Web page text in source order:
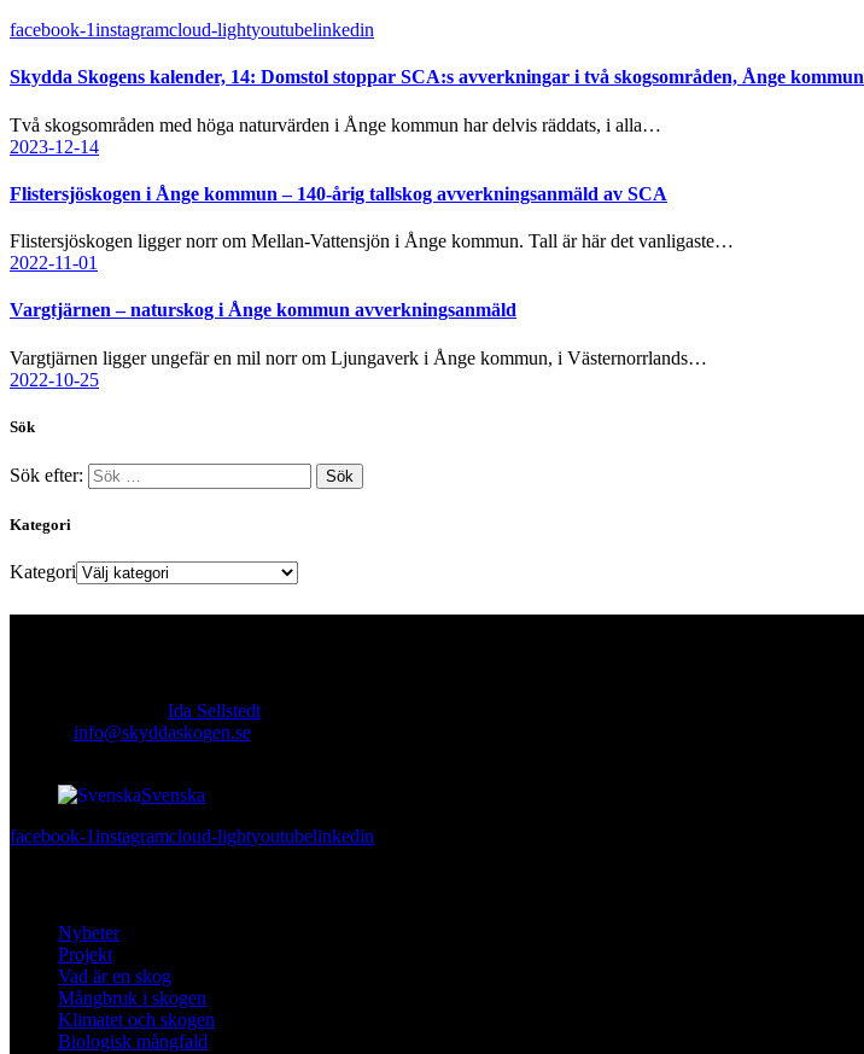
facebook-1instagramcloud-lightyoutubelinkedin
Skydda Skogens kalender, 14: Domstol stoppar SCA:s avverkningar i två skogsområden, Ånge kommun
Två skogsområden med höga naturvärden i Ånge kommun har delvis räddats, i alla…
2023-12-14
Flistersjöskogen i Ånge kommun – 140-årig tallskog avverkningsanmäld av SCA
Flistersjöskogen ligger norr om Mellan-Vattensjön i Ånge kommun. Tall är här det vanligaste…
2022-11-01
Vargtjärnen – naturskog i Ånge kommun avverkningsanmäld
Vargtjärnen ligger ungefär en mil norr om Ljungaverk i Ånge kommun, i Västernorrlands…
2022-10-25
Sök
Sök efter:
Kategori
Kategori
Ida Sellstedt
info@skyddaskogen.se
Svenska
facebook-1instagramcloud-lightyoutubelinkedin
Nyheter
Projekt
Vad är en skog
Mångbruk i skogen
Klimatet och skogen
Biologisk mångfald